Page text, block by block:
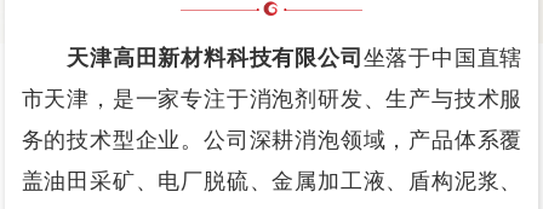
天津高田新材料科技有限公司 坐落于中国直辖
市天津，是一家专注于消泡剂研发、生产与技术服
务的技术型企业。公司深耕消泡领域，产品体系覆
盖油田采矿、电厂脱硫、金属加工液、盾构泥浆、